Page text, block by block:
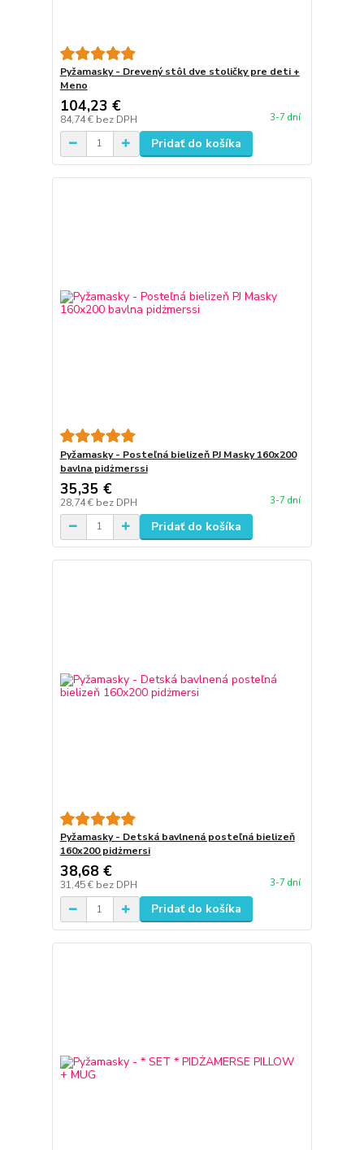
Pyžamasky - Drevený stôl dve stoličky pre deti +
Meno
104,23 €
84,74 € bez DPH 3-7 dní
Pridať do košíka
Pyžamasky - Posteľná bielizeň PJ Masky 160x200
bavlna pidżmerssi
35,35 €
28,74 € bez DPH 3-7 dní
Pridať do košíka
Pyžamasky - Detská bavlnená posteľná bielizeň
160x200 pidżmersi
38,68 €
31,45 € bez DPH 3-7 dní
Pridať do košíka